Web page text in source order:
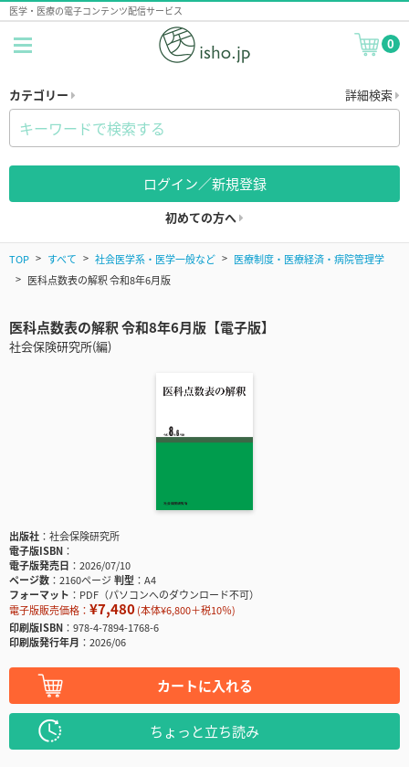
医学・医療の電子コンテンツ配信サービス
0
カテゴリー 詳細検索
ログイン／新規登録
初めての方へ
TOP すべて 社会医学系・医学一般など
医療制度・医療経済・病院管理学
医科点数表の解釈 令和8年6月版
医科点数表の解釈 令和8年6月版【電子版】
社会保険研究所(編)
出版社
社会保険研究所
電子版ISBN
電子版発売日
2026/07/10
ページ数
2160ページ判型
A4
フォーマット
PDF（パソコンへのダウンロード不可）
電子版販売価格： ¥7,480(本体¥6,800＋税10％)
印刷版ISBN
978-4-7894-1768-6
印刷版発行年月
2026/06
カートに入れる
ちょっと立ち読み